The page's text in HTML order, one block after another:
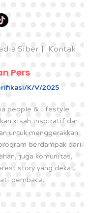
Siber Kontak
Pers
K/V/2025
people & lifestyle
kisah inspiratif dari
untuk menggerakkan
berdampak dari
juga komunitas,
story yang dekat,
pembaca.